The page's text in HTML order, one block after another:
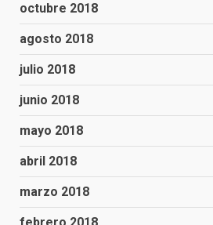
octubre 2018
agosto 2018
julio 2018
junio 2018
mayo 2018
abril 2018
marzo 2018